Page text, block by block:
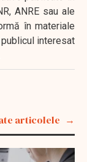
ANRE sau ale
în materiale
interesat
articolele